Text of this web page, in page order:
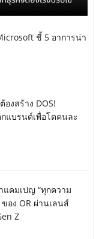
ชี้ 5 อาการน่า
องสร้าง DOS!
แบรนด์เพื่อโตคนละ
แคมเปญ “ทุกความ
อง OR ผ่านเลนส์
Z